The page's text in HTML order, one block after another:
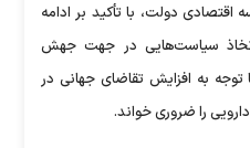
دولت، با تأکید بر ادامه
سیاست‌هایی در جهت جهش
توجه به افزایش تقاضای جهانی در
را ضروری خواند.